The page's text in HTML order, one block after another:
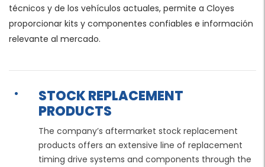
técnicos y de los vehículos actuales, permite a Cloyes
proporcionar kits y componentes confiables e información
relevante al mercado.
STOCK REPLACEMENT
PRODUCTS
The company’s aftermarket stock replacement
products offers an extensive line of replacement
timing drive systems and components through the